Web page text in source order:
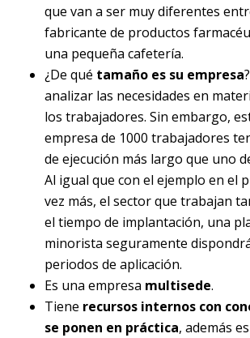
que van a ser muy diferentes
fabricante de productos
una pequeña cafetería.
¿De qué tamaño es su empresa
analizar las necesidades en
los trabajadores. Sin embargo,
empresa de 1000 trabajadores
de ejecución más largo que uno
Al igual que con el ejemplo en el
vez más, el sector que trabajan
el tiempo de implantación, una
minorista seguramente
periodos de aplicación.
Es una empresa multisede.
Tiene recursos internos con
se ponen en práctica, además